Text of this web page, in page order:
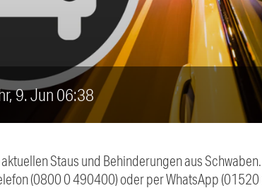
9. Jun 06:38
Staus und Behinderungen aus
(0800 0 490400) oder per WhatsApp (01520